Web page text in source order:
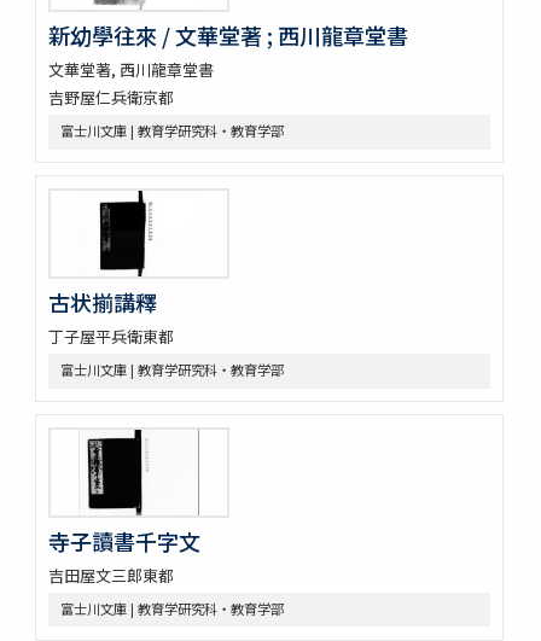
新幼學往來 / 文華堂著 ; 西川龍章堂書
文華堂著, 西川龍章堂書
吉野屋仁兵衛京都
富士川文庫 | 教育学研究科・教育学部
古状揃講釋
丁子屋平兵衛東都
富士川文庫 | 教育学研究科・教育学部
寺子讀書千字文
吉田屋文三郎東都
富士川文庫 | 教育学研究科・教育学部